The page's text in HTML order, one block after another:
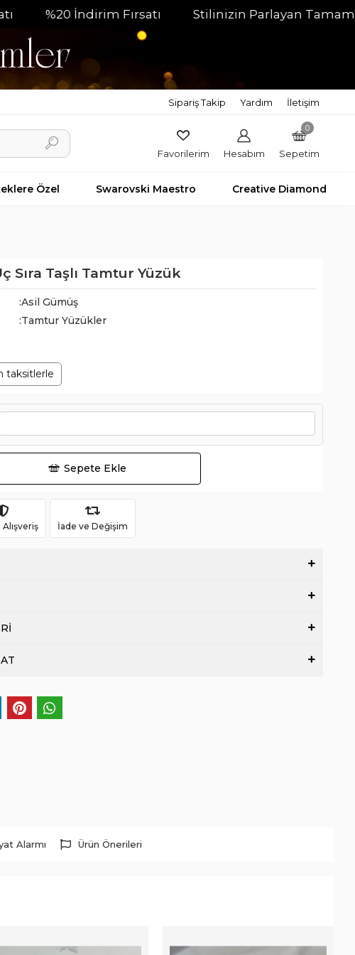
İndirim Fırsatı Stilinizin Parlayan Tamamlayıcısı
Sipariş Takip Yardım İletişim
Favorilerim Hesabım
0
Sepetim
Özel Swarovski Maestro Creative Diamond
Sıra Taşlı Tamtur Yüzük
:Asil Gümüş
:Tamtur Yüzükler
taksitlerle
Sepete Ekle
İade ve Değişim
Alarmı Ürün Önerileri